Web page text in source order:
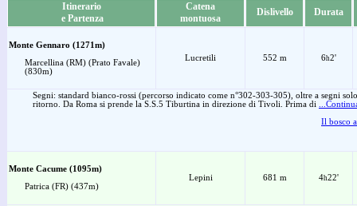
Itinerario
e Partenza
Catena
montuosa
Dislivello Durata
Monte Gennaro (1271m)
Marcellina (RM) (Prato Favale)
(830m)
Lucretili 552 m 6h2'
Segni: standard bianco-rossi (percorso indicato come n°302-303-305), oltre a segni
ritorno. Da Roma si prende la S.S.5 Tiburtina in direzione di Tivoli. Prima di
Il bosco
Monte Cacume (1095m)
Patrica (FR) (437m)
Lepini 681 m 4h22'